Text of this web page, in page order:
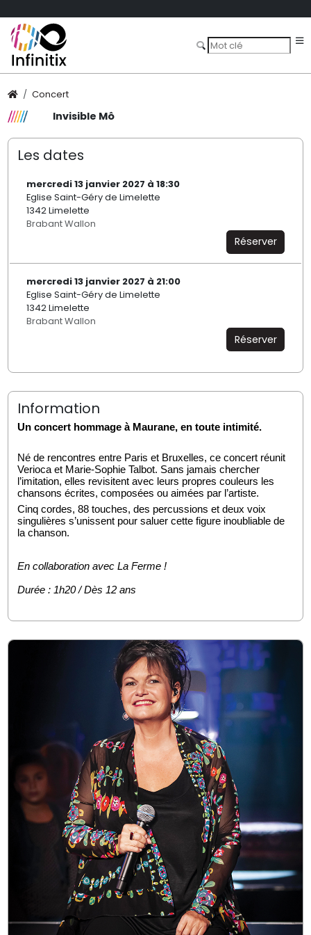
Concert
Invisible Mô
Les dates
mercredi 13 janvier 2027 à 18:30
Eglise Saint-Géry de Limelette
1342 Limelette
Brabant Wallon
Réserver
mercredi 13 janvier 2027 à 21:00
Eglise Saint-Géry de Limelette
1342 Limelette
Brabant Wallon
Réserver
Information
Un concert hommage à Maurane, en toute intimité.
Né de rencontres entre Paris et Bruxelles, ce concert réunit
Verioca et Marie-Sophie Talbot. Sans jamais chercher
l’imitation, elles revisitent avec leurs propres couleurs les
chansons écrites, composées ou aimées par l’artiste.
Cinq cordes, 88 touches, des percussions et deux voix
singulières s’unissent pour saluer cette figure inoubliable de
la chanson.
En collaboration avec La Ferme !
Durée : 1h20 / Dès 12 ans